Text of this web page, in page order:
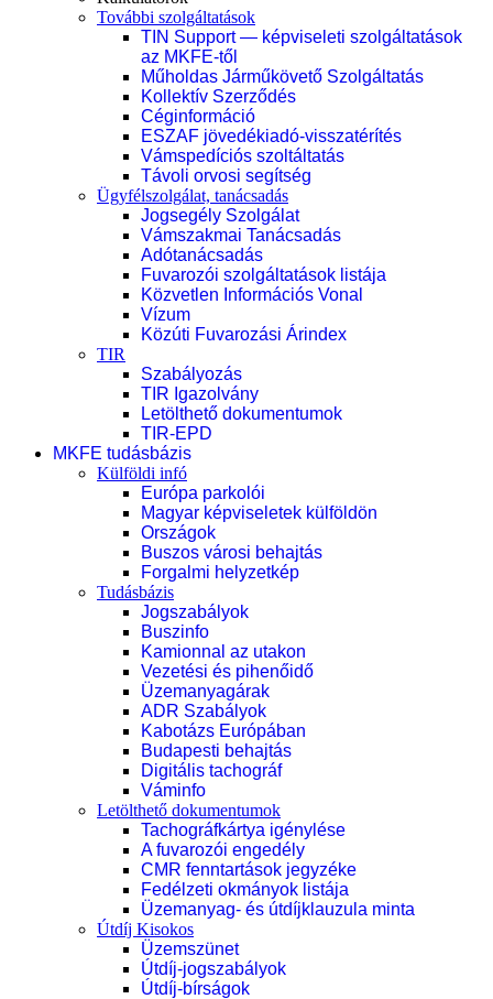
További szolgáltatások
TIN Support — képviseleti szolgáltatások
az MKFE-től
Műholdas Járműkövető Szolgáltatás
Kollektív Szerződés
Céginformáció
ESZAF jövedékiadó-visszatérítés
Vámspedíciós szoltáltatás
Távoli orvosi segítség
Ügyfélszolgálat, tanácsadás
Jogsegély Szolgálat
Vámszakmai Tanácsadás
Adótanácsadás
Fuvarozói szolgáltatások listája
Közvetlen Információs Vonal
Vízum
Közúti Fuvarozási Árindex
TIR
Szabályozás
TIR Igazolvány
Letölthető dokumentumok
TIR-EPD
MKFE tudásbázis
Külföldi infó
Európa parkolói
Magyar képviseletek külföldön
Országok
Buszos városi behajtás
Forgalmi helyzetkép
Tudásbázis
Jogszabályok
Buszinfo
Kamionnal az utakon
Vezetési és pihenőidő
Üzemanyagárak
ADR Szabályok
Kabotázs Európában
Budapesti behajtás
Digitális tachográf
Váminfo
Letölthető dokumentumok
Tachográfkártya igénylése
A fuvarozói engedély
CMR fenntartások jegyzéke
Fedélzeti okmányok listája
Üzemanyag- és útdíjklauzula minta
Útdíj Kisokos
Üzemszünet
Útdíj-jogszabályok
Útdíj-bírságok